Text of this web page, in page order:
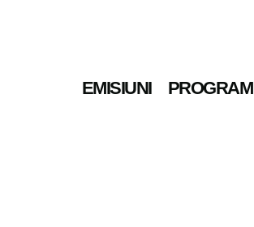
EMISIUNI PROGRAM